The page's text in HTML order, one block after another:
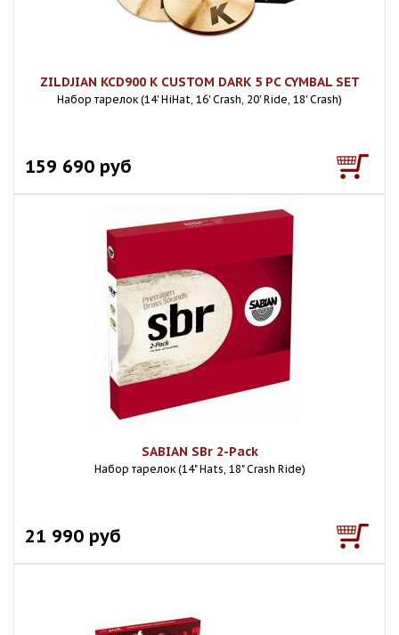
ZILDJIAN KCD900 K CUSTOM DARK 5 PC CYMBAL SET
Набор тарелок (14' HiHat, 16' Crash, 20' Ride, 18' Crash)
159 690 руб
SABIAN SBr 2-Pack
Набор тарелок (14" Hats, 18" Crash Ride)
21 990 руб